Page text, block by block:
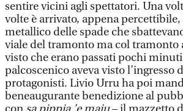
sentire vicini agli spettatori. Una
volte è arrivato, appena
metallico delle spade che
viale del tramonto ma col tramonto
visto che erano passati pochi
palcoscenico aveva visto l’ingresso
protagonisti. Livio Urru ha poi
beneaugurante benedizione al